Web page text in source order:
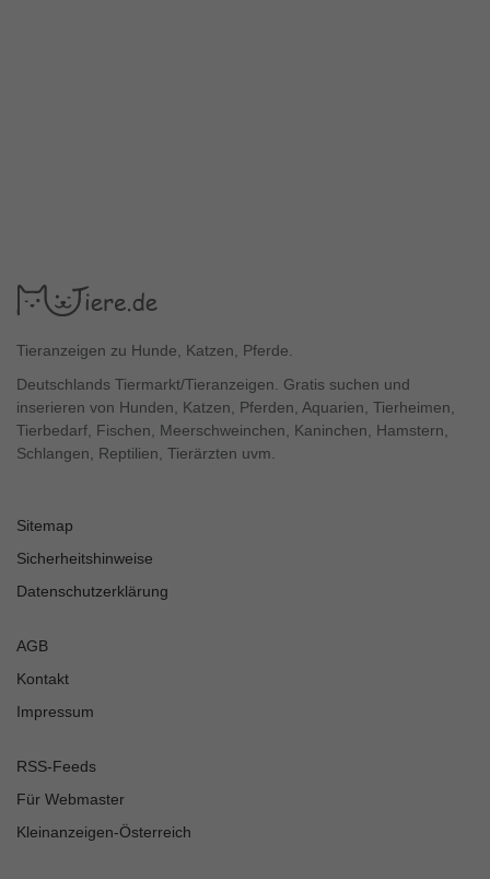
Tieranzeigen zu Hunde, Katzen, Pferde.
Deutschlands Tiermarkt/Tieranzeigen. Gratis suchen und
inserieren von Hunden, Katzen, Pferden, Aquarien, Tierheimen,
Tierbedarf, Fischen, Meerschweinchen, Kaninchen, Hamstern,
Schlangen, Reptilien, Tierärzten uvm.
Sitemap
Sicherheitshinweise
Datenschutzerklärung
AGB
Kontakt
Impressum
RSS-Feeds
Für Webmaster
Kleinanzeigen-Österreich